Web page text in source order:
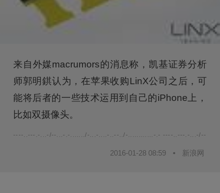
来自外媒macrumors的消息称，凯基证券分析
师郭明錤认为，在苹果收购LinX公司之后，可
能将后者的一些技术运用到自己的iPhone上，
比如双摄像头。
----..---.-...-/--...-.-......./-...-....-..--../-............-.- ----..---.-...-/--
2016-01-28 08:59 • 新浪网